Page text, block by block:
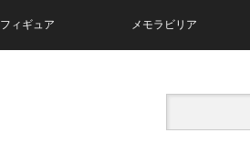
フィギュア メモラビリア